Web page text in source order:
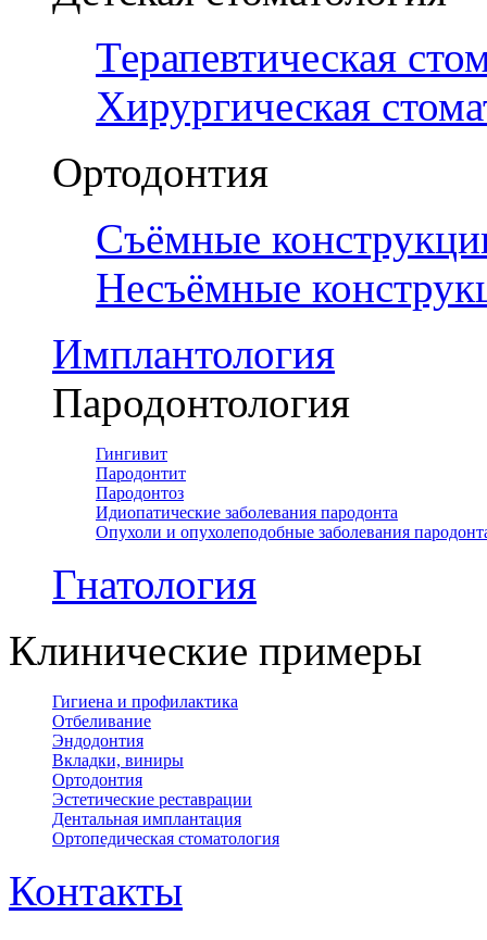
Терапевтическая
Хирургическая
Ортодонтия
Съёмные
Несъёмные
Имплантология
Пародонтология
Гингивит
Пародонтит
Пародонтоз
Идиопатические заболевания пародонта
Опухоли и опухолеподобные заболевания
Гнатология
Клинические примеры
Гигиена и профилактика
Отбеливание
Эндодонтия
Вкладки, виниры
Ортодонтия
Эстетические реставрации
Дентальная имплантация
Ортопедическая cтоматология
Контакты